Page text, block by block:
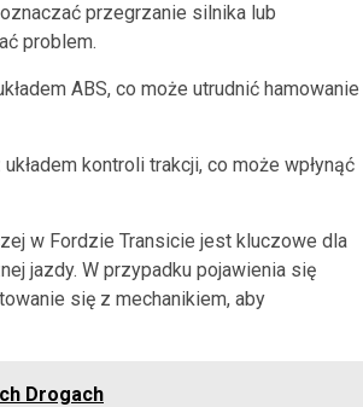
przegrzanie silnika lub
problem.
ABS, co może utrudnić hamowanie
kontroli trakcji, co może wpłynąć
w Fordzie Transicie jest kluczowe dla
jazdy. W przypadku pojawienia się
się z mechanikiem, aby
Drogach